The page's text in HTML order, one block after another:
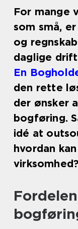
For mange
som små,
og
daglige
En
den rette
der ønsker
bogføring.
idé at
hvordan
virksomhed?